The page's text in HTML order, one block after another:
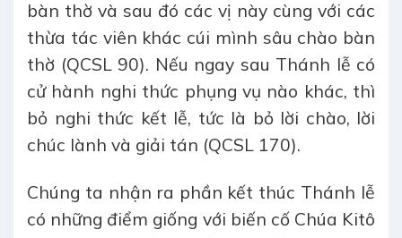
bàn thờ và sau đó các vị này cùng với các
thừa tác viên khác cúi mình sâu chào bàn
thờ (QCSL 90). Nếu ngay sau Thánh lễ có
cử hành nghi thức phụng vụ nào khác, thì
bỏ nghi thức kết lễ, tức là bỏ lời chào, lời
chúc lành và giải tán (QCSL 170).
Chúng ta nhận ra phần kết thúc Thánh lễ
có những điểm giống với biến cố Chúa Kitô